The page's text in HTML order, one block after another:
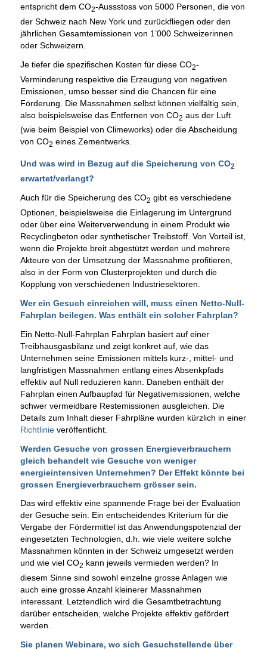
entspricht dem CO2-Aussstoss von 5000 Personen, die von
der Schweiz nach New York und zurückfliegen oder den
jährlichen Gesamtemissionen von 1’000 Schweizerinnen
oder Schweizern.
Je tiefer die spezifischen Kosten für diese CO2-
Verminderung respektive die Erzeugung von negativen
Emissionen, umso besser sind die Chancen für eine
Förderung. Die Massnahmen selbst können vielfältig sein,
also beispielsweise das Entfernen von CO2 aus der Luft
(wie beim Beispiel von Climeworks) oder die Abscheidung
von CO2 eines Zementwerks.
Und was wird in Bezug auf die Speicherung von CO2
erwartet/verlangt?
Auch für die Speicherung des CO2 gibt es verschiedene
Optionen, beispielsweise die Einlagerung im Untergrund
oder über eine Weiterverwendung in einem Produkt wie
Recyclingbeton oder synthetischer Treibstoff. Von Vorteil ist,
wenn die Projekte breit abgestützt werden und mehrere
Akteure von der Umsetzung der Massnahme profitieren,
also in der Form von Clusterprojekten und durch die
Kopplung von verschiedenen Industriesektoren.
Wer ein Gesuch einreichen will, muss einen Netto-Null-
Fahrplan beilegen. Was enthält ein solcher Fahrplan?
Ein Netto-Null-Fahrplan Fahrplan basiert auf einer
Treibhausgasbilanz und zeigt konkret auf, wie das
Unternehmen seine Emissionen mittels kurz-, mittel- und
langfristigen Massnahmen entlang eines Absenkpfads
effektiv auf Null reduzieren kann. Daneben enthält der
Fahrplan einen Aufbaupfad für Negativemissionen, welche
schwer vermeidbare Restemissionen ausgleichen. Die
Details zum Inhalt dieser Fahrpläne wurden kürzlich in einer
Richtlinieveröffentlicht.
Werden Gesuche von grossen Energieverbrauchern
gleich behandelt wie Gesuche von weniger
energieintensiven Unternehmen? Der Effekt könnte bei
grossen Energieverbrauchern grösser sein.
Das wird effektiv eine spannende Frage bei der Evaluation
der Gesuche sein. Ein entscheidendes Kriterium für die
Vergabe der Fördermittel ist das Anwendungspotenzial der
eingesetzten Technologien, d.h. wie viele weitere solche
Massnahmen könnten in der Schweiz umgesetzt werden
und wie viel CO2 kann jeweils vermieden werden? In
diesem Sinne sind sowohl einzelne grosse Anlagen wie
auch eine grosse Anzahl kleinerer Massnahmen
interessant. Letztendlich wird die Gesamtbetrachtung
darüber entscheiden, welche Projekte effektiv gefördert
werden.
Sie planen Webinare, wo sich Gesuchstellende über